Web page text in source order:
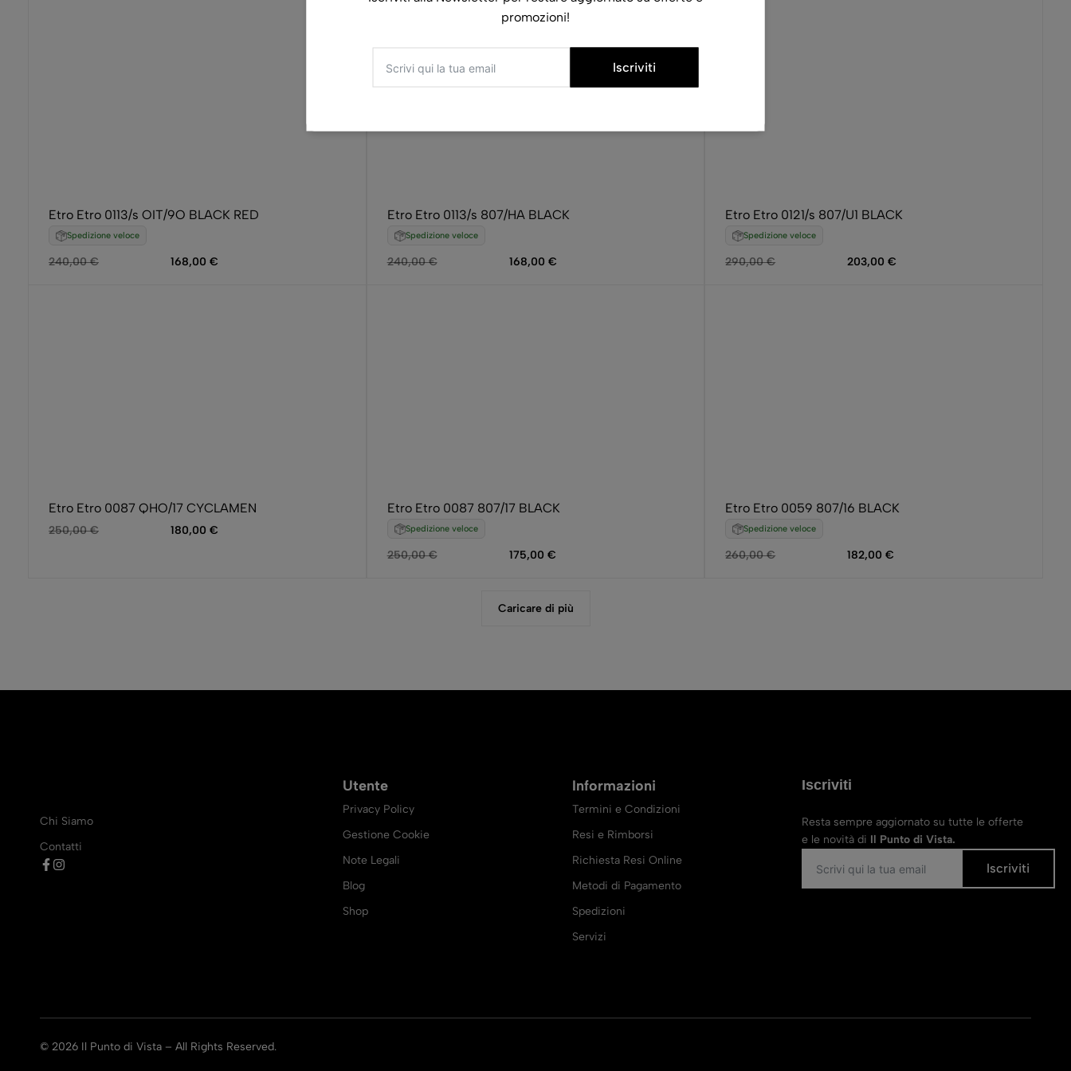
Etro Etro 0113/s OIT/9O BLACK RED
Spedizione veloce
240,00€ 168,00 €
Etro Etro 0113/s 807/HA BLACK
Spedizione veloce
240,00€ 168,00 €
Etro Etro 0121/s 807/U1 BLACK
Spedizione veloce
290,00€ 203,00€
Etro Etro 0087 QHO/17 CYCLAMEN
250,00€ 180,00 €
Etro Etro 0087 807/17 BLACK
Spedizione veloce
250,00€ 175,00 €
Etro Etro 0059 807/16 BLACK
Spedizione veloce
260,00€ 182,00€
Caricare di più
Chi Siamo
Contatti
Utente
Privacy Policy
Gestione Cookie
Note Legali
Blog
Shop
Informazioni
Termini e Condizioni
Resi e Rimborsi
Richiesta Resi Online
Metodi di Pagamento
Spedizioni
Servizi
Iscriviti
Resta sempre aggiornato su tutte le offerte
e le novità di Il Punto di Vista.
Iscriviti
© 2026 Il Punto di Vista – All Rights Reserved.
promozioni!
Iscriviti